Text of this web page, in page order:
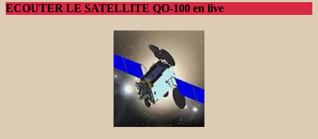
ECOUTER LE SATELLITE QO-100 en live